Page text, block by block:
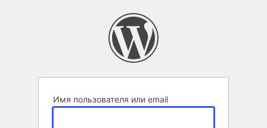
Имя пользователя или email